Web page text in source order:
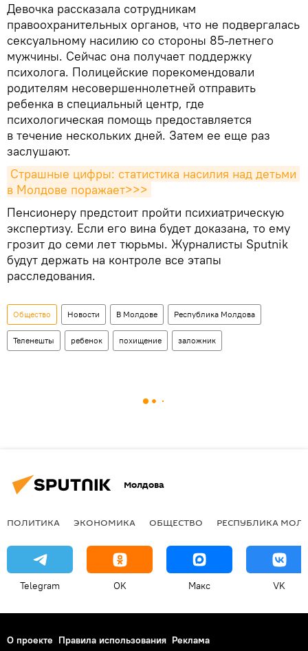
Девочка рассказала сотрудникам
правоохранительных органов, что не подвергалась
сексуальному насилию со стороны 85-летнего
мужчины. Сейчас она получает поддержку
психолога. Полицейские порекомендовали
родителям несовершеннолетней отправить
ребенка в специальный центр, где
психологическая помощь предоставляется
в течение нескольких дней. Затем ее еще раз
заслушают.
Страшные цифры: статистика насилия над детьми
в Молдове поражает>>>
Пенсионеру предстоит пройти психиатрическую
экспертизу. Если его вина будет доказана, то ему
грозит до семи лет тюрьмы. Журналисты Sputnik
будут держать на контроле все этапы
расследования.
Общество Новости В Молдове Республика Молдова
Теленешты ребенок похищение заложник
Молдова
ПОЛИТИКА ЭКОНОМИКА ОБЩЕСТВО РЕСПУБЛИКА
Telegram OK Макс VK
О проекте Правила использования Реклама